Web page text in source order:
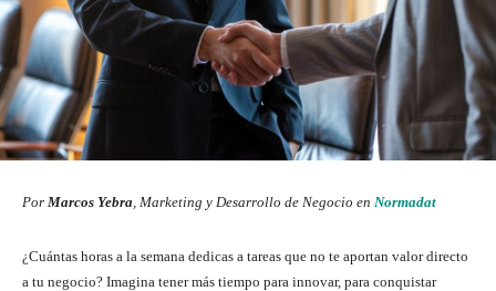
Por Marcos Yebra , Marketing y Desarrollo de Negocio en Normadat
¿Cuántas horas a la semana dedicas a tareas que no te aportan valor directo
a tu negocio? Imagina tener más tiempo para innovar, para conquistar